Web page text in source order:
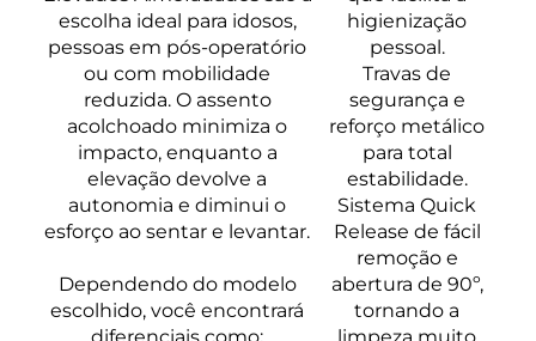
escolha ideal para idosos,
pessoas em pós-operatório
ou com mobilidade
reduzida. O assento
acolchoado minimiza o
impacto, enquanto a
elevação devolve a
autonomia e diminui o
esforço ao sentar e levantar.
Dependendo do modelo
escolhido, você encontrará
higienização
pessoal.
Travas de
segurança e
reforço metálico
para total
estabilidade.
Sistema Quick
Release de fácil
remoção e
abertura de 90º,
tornando a